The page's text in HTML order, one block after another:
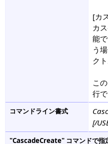
[カ
カ
能
う
ク
こ
行
コマンドライン書式
[/
"CascadeCreate" コマンドで指